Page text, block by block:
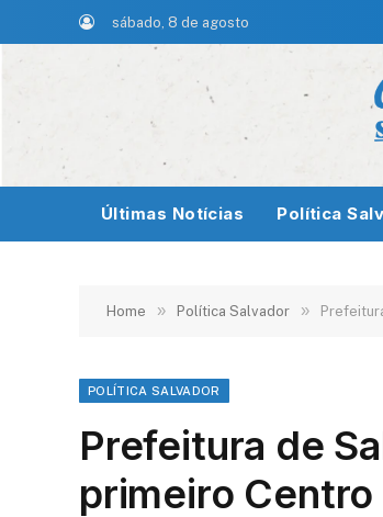
sábado, 8 de agosto
Últimas Notícias Política
Home » Política Salvador »
POLÍTICA SALVADOR
Prefeitura de
primeiro